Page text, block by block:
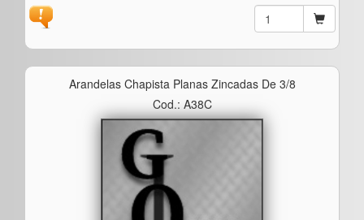
Arandelas Chapista Planas Zincadas De 3/8
Cod.: A38C